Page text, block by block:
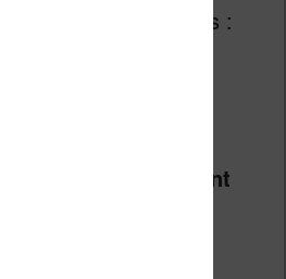
pour les écoles :
que
un développement
Uni